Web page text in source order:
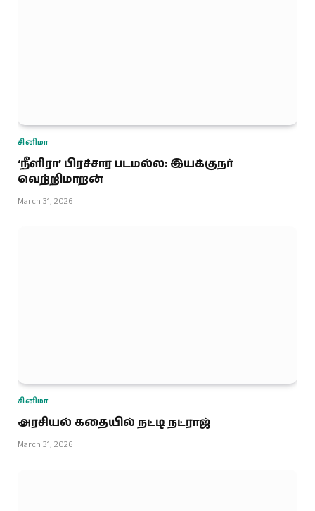
சினிமா
‘நீளிரா’ பிரச்சார படமல்ல: இயக்குநர்
வெற்றிமாறன்
March 31, 2026
சினிமா
அரசியல் கதையில் நட்டி நட்ராஜ்
March 31, 2026